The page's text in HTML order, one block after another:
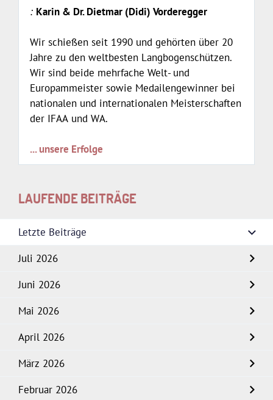
Karin & Dr. Dietmar (Didi) Vorderegger
Wir schießen seit 1990 und gehörten über 20
Jahre zu den weltbesten Langbogenschützen.
Wir sind beide mehrfache Welt- und
Europammeister sowie Medailengewinner bei
nationalen und internationalen Meisterschaften
der IFAA und WA.
... unsere Erfolge
LAUFENDE BEITRÄGE
Letzte Beiträge
Juli 2026
Juni 2026
Mai 2026
April 2026
März 2026
Februar 2026